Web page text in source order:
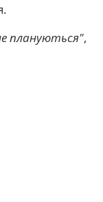
плануються",